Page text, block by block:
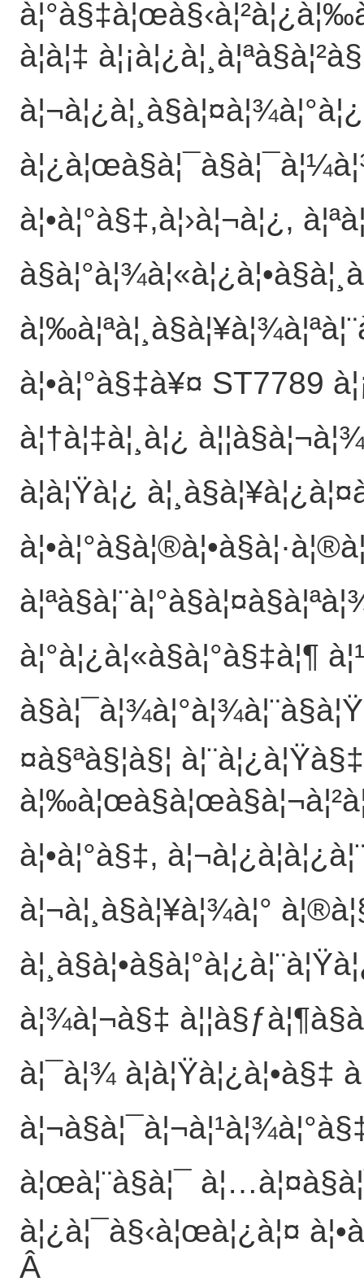
à¦à¦‡
à¦•à¦°à§‡,à¦›à¦¬à¦¿,
à¦•à¦°à§‡à¥¤ ST7789
à¦†à¦‡à¦¸à¦¿
à¦à¦Ÿà¦¿
à¦°à¦¿à¦«à§à¦°à§‡à¦¶
¤à§ªà§¦à§¦
à¦•à¦°à§‡,
à¦¬à¦¸à§à¦¥à¦¾à¦°
à¦¾à¦¬à§‡
à¦¯à¦¾ à¦à¦Ÿà¦¿à¦•à§‡
à¦œà¦¨à§à¦¯
à¦¿à¦¯à§‹à¦œà¦¿à¦¤
Â